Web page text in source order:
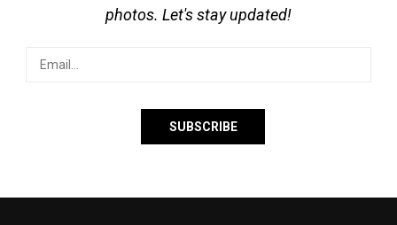
photos. Let's stay updated!